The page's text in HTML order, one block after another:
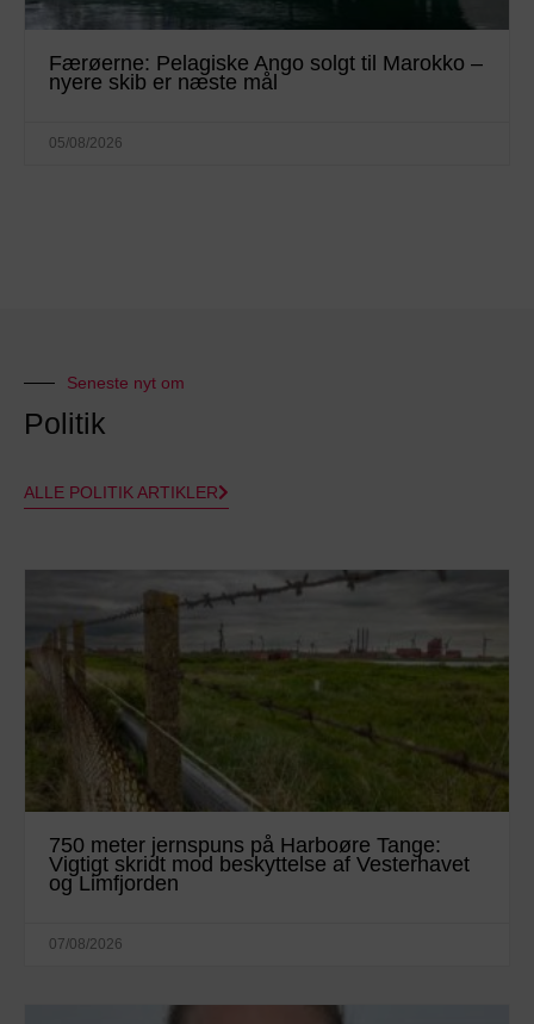
Færøerne: Pelagiske Ango solgt til Marokko –
nyere skib er næste mål
05/08/2026
Seneste nyt om
Politik
ALLE POLITIK ARTIKLER
750 meter jernspuns på Harboøre Tange:
Vigtigt skridt mod beskyttelse af Vesterhavet
og Limfjorden
07/08/2026